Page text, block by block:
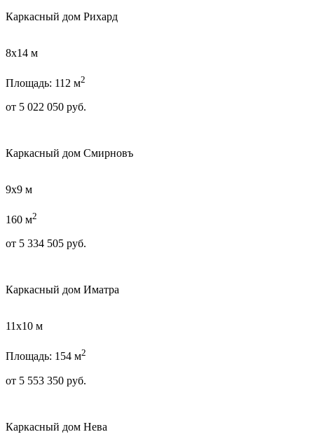
Каркасный дом Рихард
8х14 м
Площадь: 112 м2
от 5 022 050 руб.
Каркасный дом Смирновъ
9х9 м
160 м2
от 5 334 505 руб.
Каркасный дом Иматра
11х10 м
Площадь: 154 м2
от 5 553 350 руб.
Каркасный дом Нева